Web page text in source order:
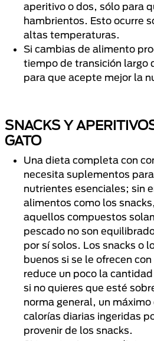
aperitivo o dos, sólo para
hambrientos. Esto ocurre
altas temperaturas.
Si cambias de alimento
tiempo de transición largo
para que acepte mejor la
SNACKS Y
GATO
Una dieta completa con
necesita suplementos
nutrientes esenciales; sin
alimentos como los
aquellos compuestos
pescado no son
por sí solos. Los snacks o
buenos si se le ofrecen
reduce un poco la
si no quieres que esté
norma general, un
calorías diarias ingeridas
provenir de los snacks.